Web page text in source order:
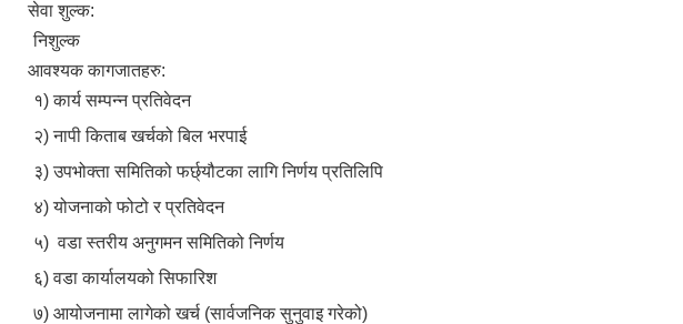
सेवा शुल्क:
निशुल्क
आवश्यक कागजातहरु:
१) कार्य सम्पन्न प्रतिवेदन
२) नापी किताब खर्चको बिल भरपाई
३) उपभोक्ता समितिको फर्छ्यौटका लागि निर्णय प्रतिलिपि
४) योजनाको फोटो र प्रतिवेदन
५) वडा स्तरीय अनुगमन समितिको निर्णय
६) वडा कार्यालयको सिफारिश
७) आयोजनामा लागेको खर्च (सार्वजनिक सुनुवाइ गरेको)